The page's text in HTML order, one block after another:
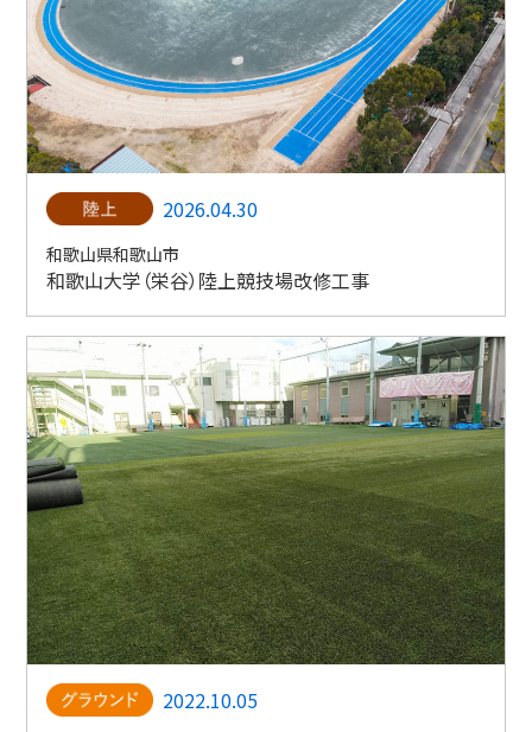
2026.04.30
和歌山県和歌山市
和歌山大学（栄谷）陸上競技場改修工事
2022.10.05